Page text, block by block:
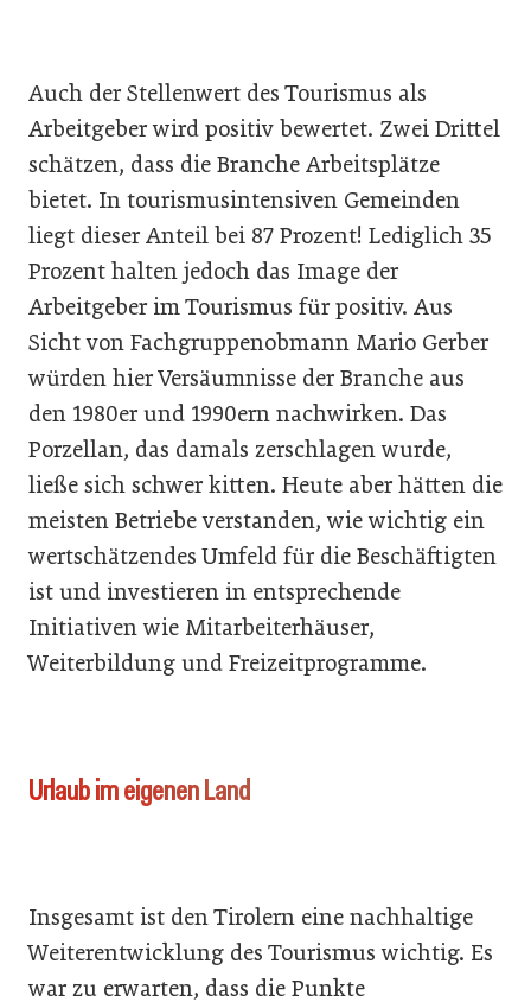
Auch der Stellenwert des Tourismus als
Arbeitgeber wird positiv bewertet. Zwei Drittel
schätzen, dass die Branche Arbeitsplätze
bietet. In tourismusintensiven Gemeinden
liegt dieser Anteil bei 87 Prozent! Lediglich 35
Prozent halten jedoch das Image der
Arbeitgeber im Tourismus für positiv. Aus
Sicht von Fachgruppenobmann Mario Gerber
würden hier Versäumnisse der Branche aus
den 1980er und 1990ern nachwirken. Das
Porzellan, das damals zerschlagen wurde,
ließe sich schwer kitten. Heute aber hätten die
meisten Betriebe verstanden, wie wichtig ein
wertschätzendes Umfeld für die Beschäftigten
ist und investieren in entsprechende
Initiativen wie Mitarbeiterhäuser,
Weiterbildung und Freizeitprogramme.
Urlaub im eigenen Land
Insgesamt ist den Tirolern eine nachhaltige
Weiterentwicklung des Tourismus wichtig. Es
war zu erwarten, dass die Punkte